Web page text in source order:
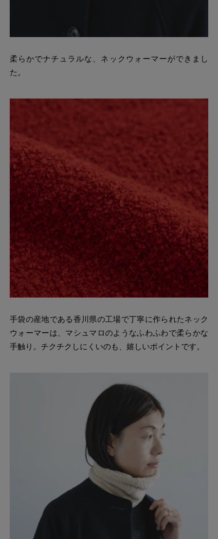
柔らかでナチュラルな、ネックウォーマーができまし
た。
手袋の産地である香川県の工場で丁寧に作られたネック
ウォーマーは、マシュマロのようなふわふわで柔らかな
手触り。チクチクしにくいのも、嬉しいポイントです。